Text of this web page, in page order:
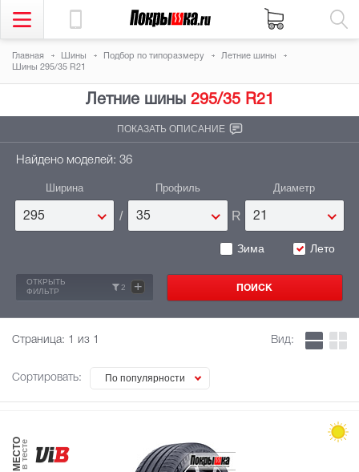
Главная Шины Подбор по типоразмеру
Летние шины
Шины 295/35 R21
Летние шины 295/35 R21
ПОКАЗАТЬ ОПИСАНИЕ
Найдено моделей: 36
Ширина
295 /
Профиль
35 R
Диаметр
21
Зима Лето
ОТКРЫТЬ
ФИЛЬТР
2 +
Страница: 1 из 1
Сортировать: По популярности
Вид:
МЕСТОв тесте